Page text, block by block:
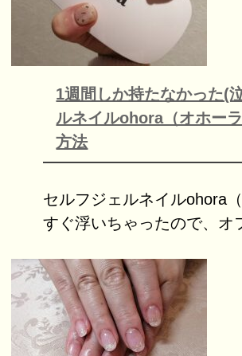
1週間しか持たなかった(
ルネイルohora（オホー
方法
セルフジェルネイルohora
すぐ浮いちゃったので、オ